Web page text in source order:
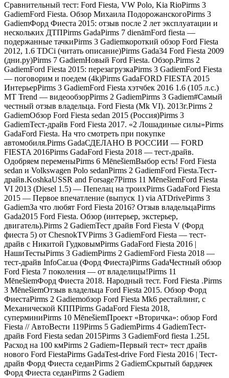
Сравнительный тест: Ford Fiesta, VW Polo, Kia RioPirms 3
GadiemFord Fiesta. Обзор Михаила ПодорожанскогоPirms 3
GadiemФорд Фиеста 2015: отзыв после 2 лет эксплуатации и
нескольких ДТПPirms GadaPirms 7 dienāmFord fiesta —
подержанные тачкиPirms 3 Gadiemкороткий обзор Ford Fiesta
2012, 1.6 TDCi (читать описание)Pirms Gada34 Ford Fiesta 2009
(дни.ру)Pirms 7 GadiemНовый Ford Fiesta. Обзор.Pirms 2
GadiemFord Fiesta 2015: перезагрузкаPirms 3 GadiemFord Fiesta
— поговорим и поедем (4k)Pirms GadaFORD FIESTA 2015
ИнтерьерPirms 3 GadiemFord Fiesta хэтчбек 2016 1.6 (105 л.с.)
MT Trend — видеообзорPirms 2 GadiemPirms 3 Gadiem#Самый
честный отзыв владельца. Ford Fiesta (Mk VI). 2013г.Pirms 2
GadiemОбзор Ford Fiesta sedan 2015 (Россия)Pirms 3
GadiemТест-драйв Ford Fiesta 2017. «2 Лошадиные силы»Pirms
GadaFord Fiesta. На что смотреть при покупке
автомобиля.Pirms GadaСДЕЛАНО В РОССИИ — FORD
FIESTA 2016Pirms GadaFord Fiesta 2018 — тест-драйв.
Одобряем переменыPirms 6 MēnešiemВыбор есть! Ford Fiesta
sedan и Volkswagen Polo sedanPirms 2 GadiemFord Fiesta.Тест-
драйв.KoshkaUSSR and Forsage7Pirms 11 MēnešiemFord Fiesta
VI 2013 (Diesel 1.5) — Пепелац на троихPirms GadaFord Fiesta
2015 — Первое впечатление (выпуск 1) via ATDrivePirms 3
GadiemЗа что любят Ford Fiesta 2016? Отзыв владельцаPirms
Gada2015 Ford Fiesta. Обзор (интерьер, экстерьер,
двигатель).Pirms 2 GadiemТест драйв Ford Fiesta V (Форд
фиеста 5) от ChesnokTVPirms 3 GadiemFord Fiesta — тест-
драйв с Никитой ГудковымPirms GadaFord Fiesta 2016 |
НашиТестыPirms 3 GadiemPirms 2 GadiemFord Fiesta 2018 —
тест-драйв InfoCar.ua (Форд Фиеста)Pirms GadaЧестный обзор
Ford Fiesta 7 поколения — от владелицы!Pirms 11
MēnešiemФорд Фиеста 2018. Народный тест. Ford Fiesta .Pirms
3 MēnešiemОтзыв владельца Ford Fiesta 2015. Обзор Форд
ФиестаPirms 2 Gadiemобзор Ford Fiesta Mk6 рестайлинг, с
Механической КППPirms GadaFord Fiesta 2018,
суперминиPirms 10 MēnešiemПроект «Вторичка»: обзор Ford
Fiesta // АвтоВести 119Pirms 5 GadiemPirms 4 GadiemТест-
драйв Ford Fiesta sedan 2015Pirms 3 GadiemFord fiesta 1.25L
Расход на 100 кмPirms 2 Gadiem»Первый тест» тест драйв
нового Ford FiestaPirms GadaTest-drive Ford Fiesta 2016 | Тест-
драйв Форд Фиеста седанPirms 2 GadiemСкрытый бардачек
Форд Фиеста седанPirms 2 Gadiem